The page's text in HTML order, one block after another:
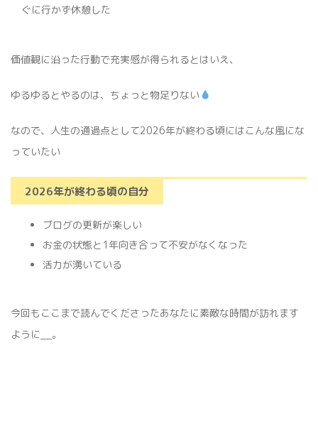
ぐに行かず休憩した
価値観に沿った行動で充実感が得られるとはいえ、
ゆるゆるとやるのは、ちょっと物足りない
なので、人生の通過点として2026年が終わる頃にはこんな風にな
っていたい
2026年が終わる頃の自分
ブログの更新が楽しい
お金の状態と1年向き合って不安がなくなった
活力が湧いている
今回もここまで読んでくださったあなたに素敵な時間が訪れます
ように__。